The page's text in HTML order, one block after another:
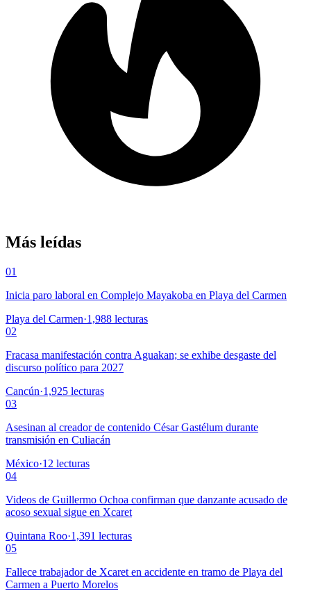
Más leídas
01
Inicia paro laboral en Complejo Mayakoba en Playa del Carmen
Playa del Carmen·1,988 lecturas
02
Fracasa manifestación contra Aguakan; se exhibe desgaste del
discurso político para 2027
Cancún·1,925 lecturas
03
Asesinan al creador de contenido César Gastélum durante
transmisión en Culiacán
México·12 lecturas
04
Videos de Guillermo Ochoa confirman que danzante acusado de
acoso sexual sigue en Xcaret
Quintana Roo·1,391 lecturas
05
Fallece trabajador de Xcaret en accidente en tramo de Playa del
Carmen a Puerto Morelos